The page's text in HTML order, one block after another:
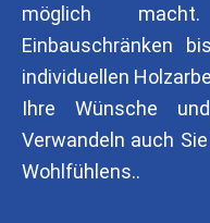
möglich
Einbauschränken
individuellen
Ihre Wünsche
Verwandeln auch
Wohlfühlens..